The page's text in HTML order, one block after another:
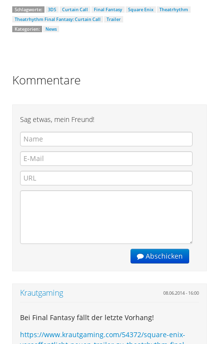
Schlagworte: 3DS Curtain Call Final Fantasy Square Enix
Theatrhythm
Theatrhythm Final Fantasy: Curtain Call
Trailer
Kategorien:
News
Kommentare
Sag etwas, mein Freund!
Abschicken
Krautgaming 08.06.2014 - 16:00
Bei Final Fantasy fällt der letzte Vorhang!
https://www.krautgaming.com/54372/square-enix-